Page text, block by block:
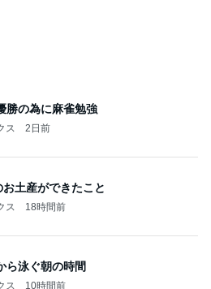
勝の為に麻雀勉強
ス 2日前
土産ができたこと
ス 18時間前
ら泳ぐ朝の時間
ス 10時間前